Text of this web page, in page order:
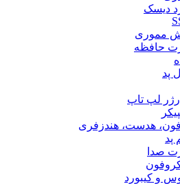
دیسک
مموری
حافظه
پد
لپ تاپ
هدست، هندزفری
پد
صدا
و کیبورد